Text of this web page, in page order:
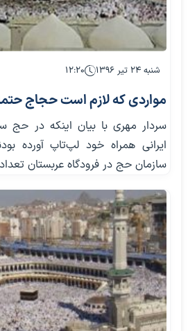
شنبه ۲۴ تیر ۱۳۹۶ ۱۲:۲۰
مواردی که لازم است حجاج
ایرانی همراه خود لپ‌تاپ آورده
سازمان حج در فرودگاه عربستان